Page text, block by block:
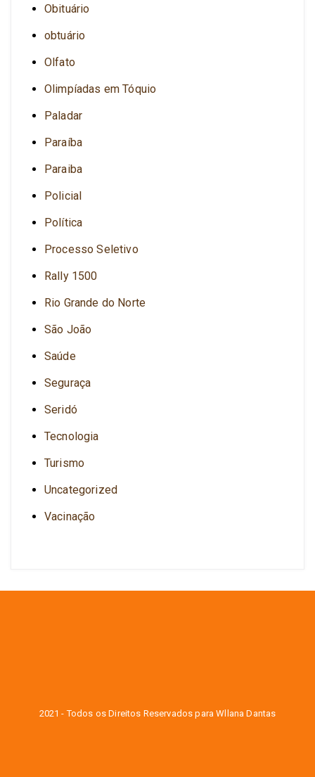
Obituário
obtuário
Olfato
Olimpíadas em Tóquio
Paladar
Paraíba
Paraiba
Policial
Política
Processo Seletivo
Rally 1500
Rio Grande do Norte
São João
Saúde
Seguraça
Seridó
Tecnologia
Turismo
Uncategorized
Vacinação
2021 - Todos os Direitos Reservados para Wllana Dantas